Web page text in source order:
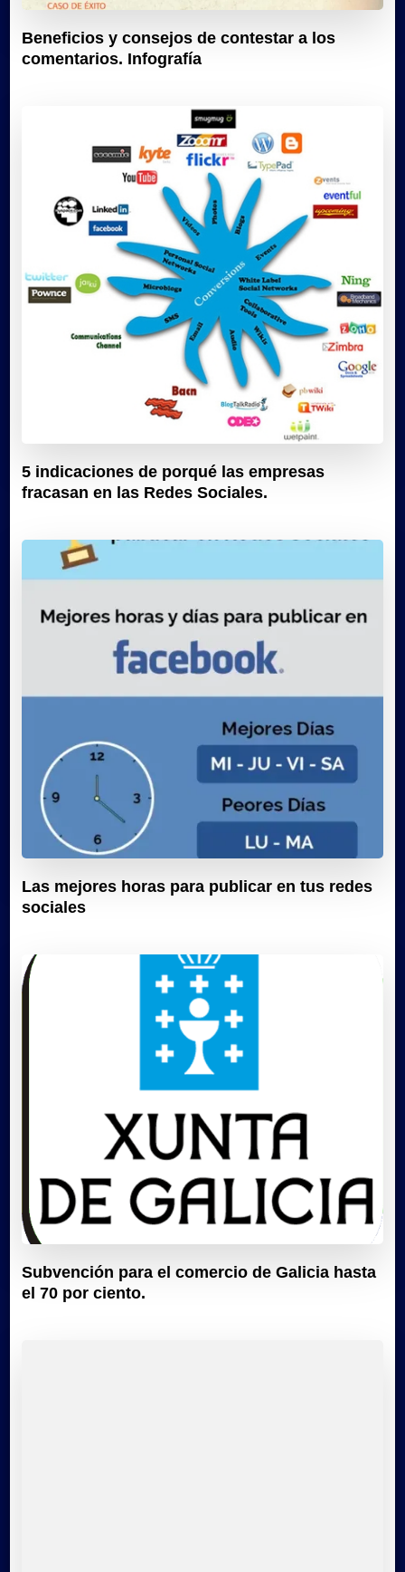
Beneficios y consejos de contestar a los
comentarios. Infografía
5 indicaciones de porqué las empresas
fracasan en las Redes Sociales.
Las mejores horas para publicar en tus redes
sociales
Subvención para el comercio de Galicia hasta
el 70 por ciento.